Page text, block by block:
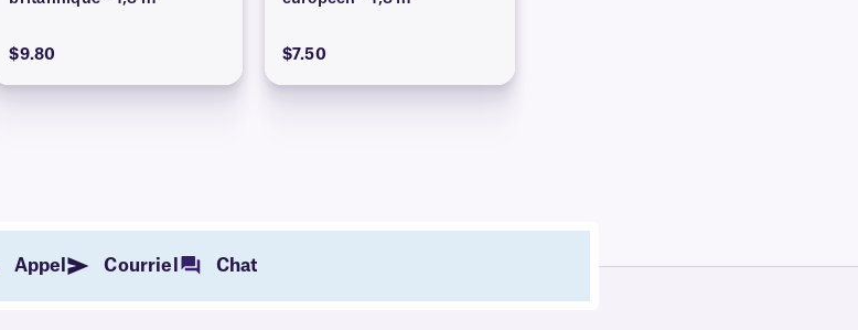
$9.80 $7.50
Appel Courriel Chat